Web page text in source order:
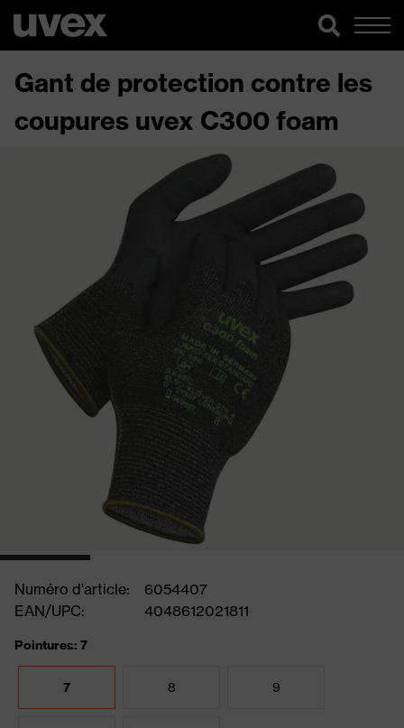
Gant de protection contre les
coupures uvex C300 foam
Numéro d'article:
6054407
EAN/UPC:
4048612021811
Pointures: 7
7 8 9